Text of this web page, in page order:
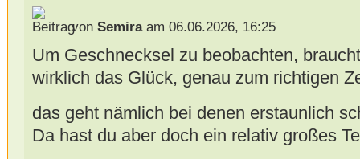
von Semiraam 06.06.2026, 16:25
Um Geschnecksel zu beobachten,
wirklich das Glück, genau zum richtigen
das geht nämlich bei denen erstaunlich
Da hast du aber doch ein relativ großes